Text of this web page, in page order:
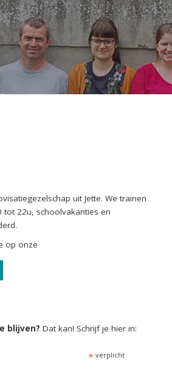
uit Jette. We trainen
tot 22u, schoolvakanties en
op onze
blijven? Dat kan! Schrijf je hier in:
* verplicht